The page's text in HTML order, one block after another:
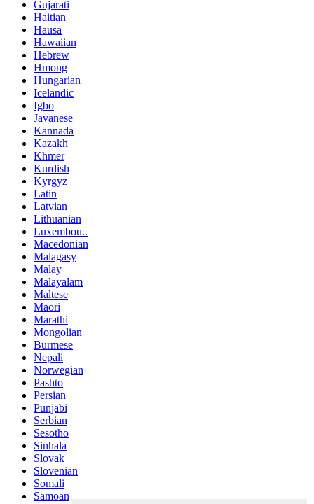
Gujarati
Haitian
Hausa
Hawaiian
Hebrew
Hmong
Hungarian
Icelandic
Igbo
Javanese
Kannada
Kazakh
Khmer
Kurdish
Kyrgyz
Latin
Latvian
Lithuanian
Luxembou..
Macedonian
Malagasy
Malay
Malayalam
Maltese
Maori
Marathi
Mongolian
Burmese
Nepali
Norwegian
Pashto
Persian
Punjabi
Serbian
Sesotho
Sinhala
Slovak
Slovenian
Somali
Samoan